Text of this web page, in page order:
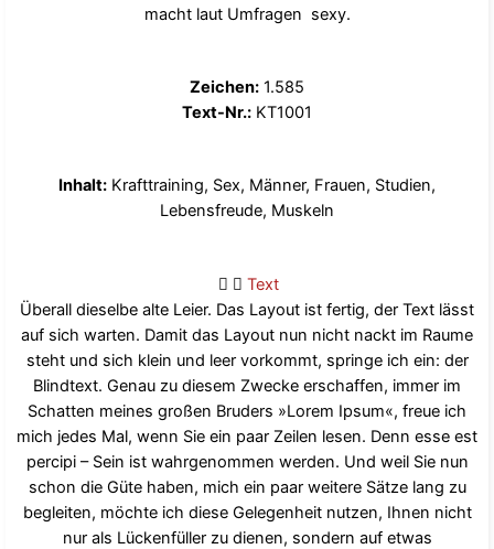
macht laut Umfragen sexy.
Zeichen: 1.585
Text-Nr.: KT1001
Inhalt: Krafttraining, Sex, Männer, Frauen, Studien,
Lebensfreude, Muskeln
Text
Überall dieselbe alte Leier. Das Layout ist fertig, der Text lässt
auf sich warten. Damit das Layout nun nicht nackt im Raume
steht und sich klein und leer vorkommt, springe ich ein: der
Blindtext. Genau zu diesem Zwecke erschaffen, immer im
Schatten meines großen Bruders »Lorem Ipsum«, freue ich
mich jedes Mal, wenn Sie ein paar Zeilen lesen. Denn esse est
percipi – Sein ist wahrgenommen werden. Und weil Sie nun
schon die Güte haben, mich ein paar weitere Sätze lang zu
begleiten, möchte ich diese Gelegenheit nutzen, Ihnen nicht
nur als Lückenfüller zu dienen, sondern auf etwas